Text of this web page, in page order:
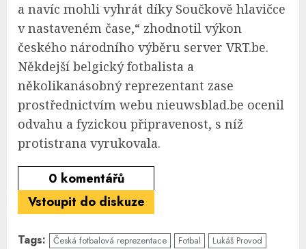
a navíc mohli vyhrát díky Součkově hlavičce
v nastaveném čase,“ zhodnotil výkon
českého národního výběru server VRT.be.
Někdejší belgický fotbalista a
několikanásobný reprezentant zase
prostřednictvím webu nieuwsblad.be ocenil
odvahu a fyzickou připravenost, s níž
protistrana vyrukovala.
0 komentářů
Vstoupit do diskuze
Tags: Česká fotbalová reprezentace Fotbal Lukáš Provod